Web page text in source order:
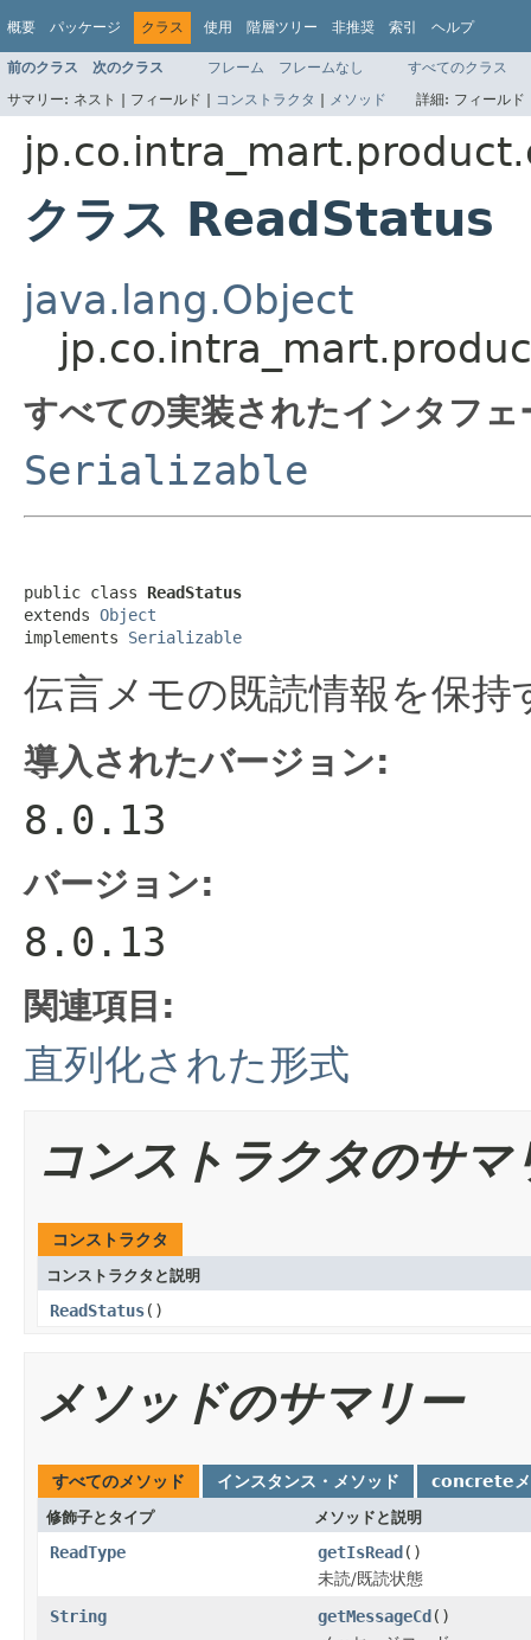
概要 パッケージ クラス 使用 階層ツリー 非推奨 索引 ヘルプ
前のクラス 次のクラス フレーム フレームなし
すべてのクラス
サマリー: ネスト | フィールド | コンストラクタ | メソッド 詳細: フィール
クラス ReadStatus
java.lang.Object
すべての実装されたインタフ
Serializable
public class ReadStatus
extends Object
implements Serializable
伝言メモの既読情報を保
導入されたバージョン:
8.0.13
バージョン:
8.0.13
関連項目:
直列化された形式
コンストラクタのサマ
コンストラクタ
コンストラクタと説明
ReadStatus()
メソッドのサマリー
すべてのメソッド インスタンス・メソッド concreteメ
修飾子とタイプ メソッドと説明
ReadType getIsRead()
未読/既読状態
String
getMessageCd()